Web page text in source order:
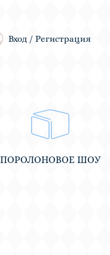
Вход / Регистрация
ПОРОЛОНОВОЕ ШОУ